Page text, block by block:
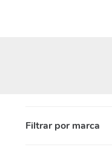
Filtrar por marca